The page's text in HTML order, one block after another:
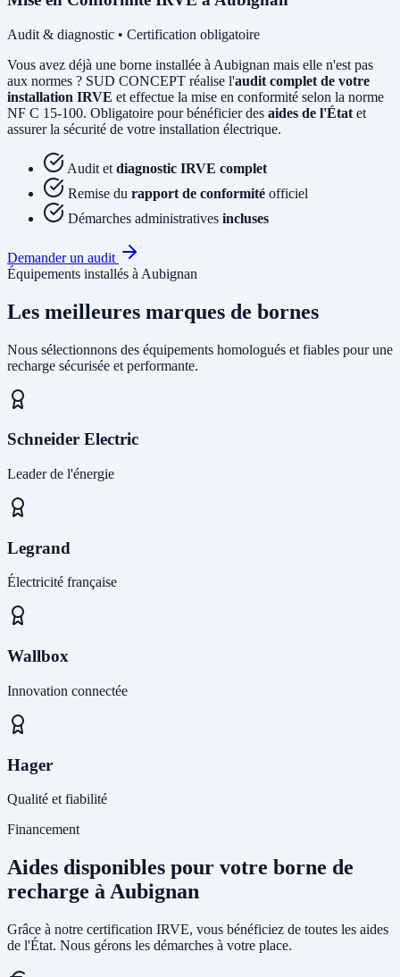
Audit & diagnostic • Certification obligatoire
Vous avez déjà une borne installée à Aubignan mais elle n'est pas
aux normes ? SUD CONCEPT réalise l'audit complet de votre
installation IRVE et effectue la mise en conformité selon la norme
NF C 15-100. Obligatoire pour bénéficier des aides de l'État et
assurer la sécurité de votre installation électrique.
Audit et diagnostic IRVE complet
Remise du rapport de conformité officiel
Démarches administratives incluses
Demander un audit
Équipements installés à Aubignan
Les meilleures marques de bornes
Nous sélectionnons des équipements homologués et fiables pour une
recharge sécurisée et performante.
Schneider Electric
Leader de l'énergie
Legrand
Électricité française
Wallbox
Innovation connectée
Hager
Qualité et fiabilité
Financement
Aides disponibles pour votre borne de
recharge à Aubignan
Grâce à notre certification IRVE, vous bénéficiez de toutes les aides
de l'État. Nous gérons les démarches à votre place.